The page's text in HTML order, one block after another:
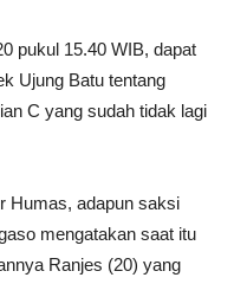
pukul 15.40 WIB, dapat
Ujung Batu tentang
C yang sudah tidak lagi
Humas, adapun saksi
mengatakan saat itu
Ranjes (20) yang